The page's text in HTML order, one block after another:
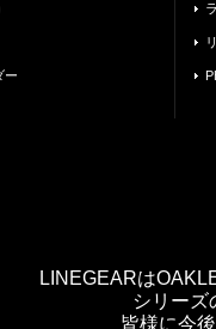
ー
LINEGEARは
シリーズ
皆様に今